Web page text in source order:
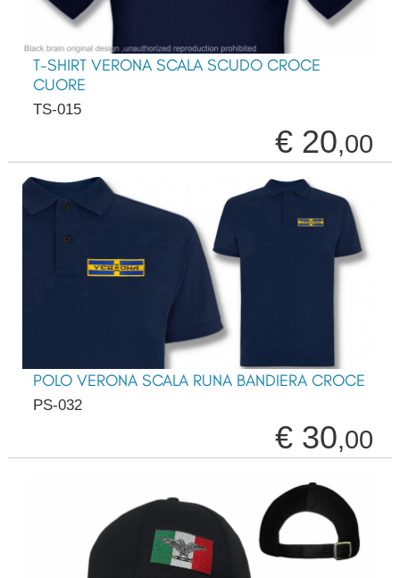
T-SHIRT VERONA SCALA SCUDO CROCE
CUORE
TS-015
€ 20,00
POLO VERONA SCALA RUNA BANDIERA CROCE
PS-032
€ 30,00